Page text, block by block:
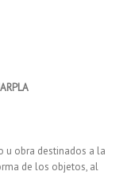
u obra destinados a la
de los objetos, al